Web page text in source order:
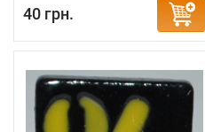
40 грн.